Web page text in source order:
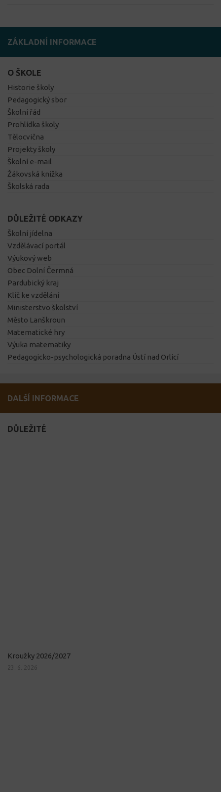
ZÁKLADNÍ INFORMACE
O ŠKOLE
Historie školy
Pedagogický sbor
Školní řád
Prohlídka školy
Tělocvična
Projekty školy
Školní e-mail
Žákovská knížka
Školská rada
DŮLEŽITÉ ODKAZY
Školní jídelna
Vzdělávací portál
Výukový web
Obec Dolní Čermná
Pardubický kraj
Klíč ke vzdělání
Ministerstvo školství
Město Lanškroun
Matematické hry
Výuka matematiky
Pedagogicko-psychologická poradna Ústí nad Orlicí
DALŠÍ INFORMACE
DŮLEŽITÉ
Kroužky 2026/2027
23. 6. 2026